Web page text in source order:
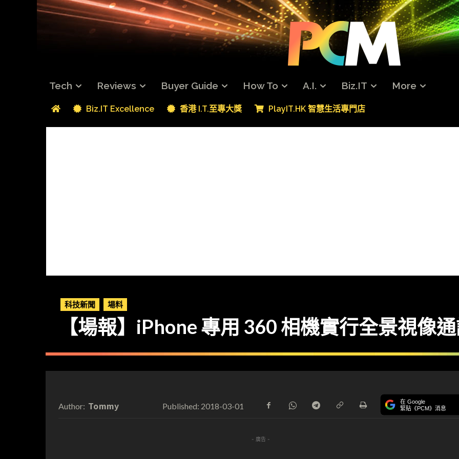
Tech Reviews Buyer Guide How To A.I. Biz.IT More
Biz.IT Excellence 香港 I.T.至專大獎 PlayIT.HK 智慧生活專門店
科技新聞 場料
【場報】iPhone 專用 360 相機實行全景視像
Author: Tommy Published: 2018-03-01 在 Google
緊貼《PCM》消息
- 廣告 -